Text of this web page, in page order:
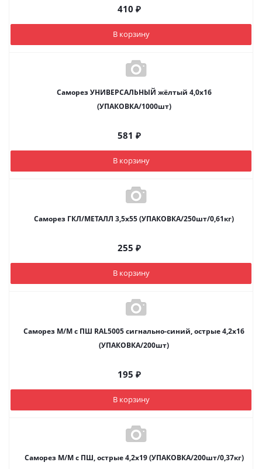
410 ₽
В корзину
Саморез УНИВЕРСАЛЬНЫЙ жёлтый 4,0х16
(УПАКОВКА/1000шт)
581 ₽
В корзину
Саморез ГКЛ/МЕТАЛЛ 3,5х55 (УПАКОВКА/250шт/0,61кг)
255 ₽
В корзину
Саморез М/М с ПШ RAL5005 сигнально-синий, острые 4,2х16
(УПАКОВКА/200шт)
195 ₽
В корзину
Саморез М/М с ПШ, острые 4,2х19 (УПАКОВКА/200шт/0,37кг)